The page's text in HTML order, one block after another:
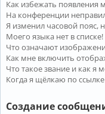
Как избежать появления
На конференции
Я изменил часовой пояс,
Моего языка нет в списке!
Что означают
Как мне включить
Что такое звание и как я
Когда я щёлкаю по
Создание